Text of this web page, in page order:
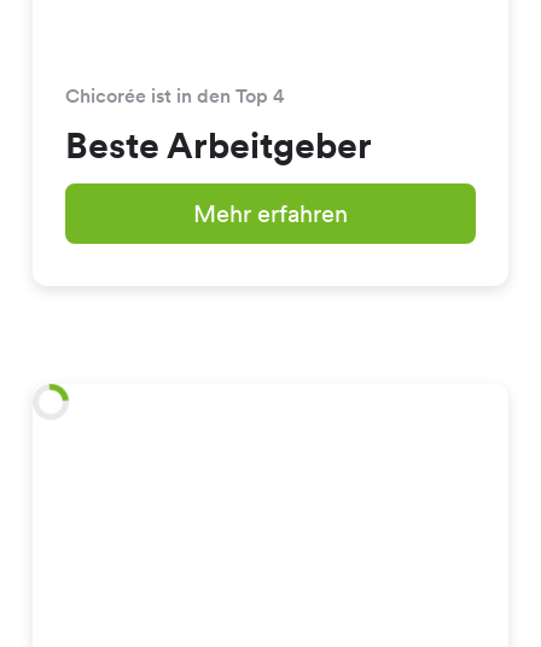
Chicorée ist in den Top 4
Beste Arbeitgeber
Mehr erfahren